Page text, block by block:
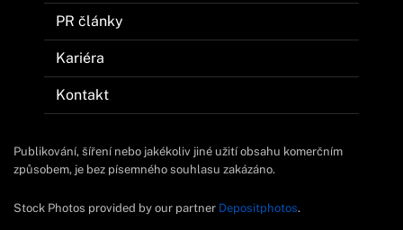
PR články
Kariéra
Kontakt
Publikování, šíření nebo jakékoliv jiné užití obsahu komerčním
způsobem, je bez písemného souhlasu zakázáno.
Stock Photos provided by our partner Depositphotos.